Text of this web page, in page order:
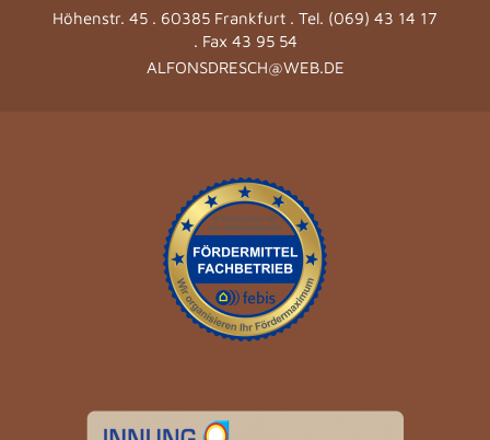
Höhenstr. 45 . 60385 Frankfurt . Tel. (069) 43 14 17
. Fax 43 95 54
ALFONSDRESCH@WEB.DE